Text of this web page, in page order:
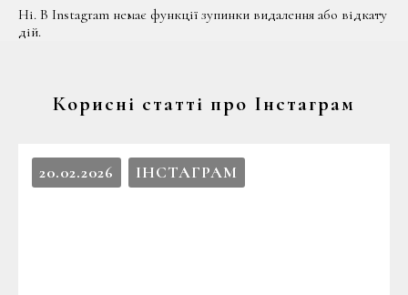
Ні. В Instagram немає функції зупинки видалення або відкату
дій.
Корисні статті про Інстаграм
20.02.2026 ІНСТАГРАМ